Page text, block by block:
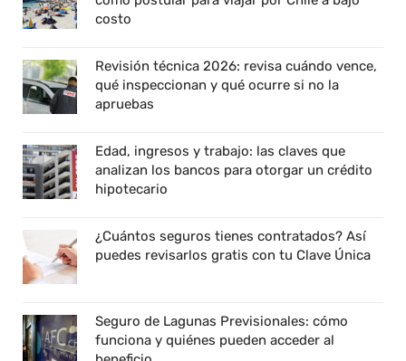
costo
Revisión técnica 2026: revisa cuándo vence,
qué inspeccionan y qué ocurre si no la
apruebas
Edad, ingresos y trabajo: las claves que
analizan los bancos para otorgar un crédito
hipotecario
¿Cuántos seguros tienes contratados? Así
puedes revisarlos gratis con tu Clave Única
Seguro de Lagunas Previsionales: cómo
funciona y quiénes pueden acceder al